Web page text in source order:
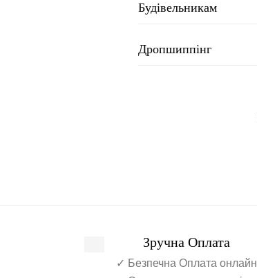
Будівельникам
Дропшиппінг
Зручна Оплата
✓ Безпечна Оплата онлайн